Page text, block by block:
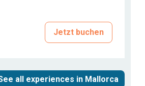
Jetzt buchen
all experiences in Mallorca